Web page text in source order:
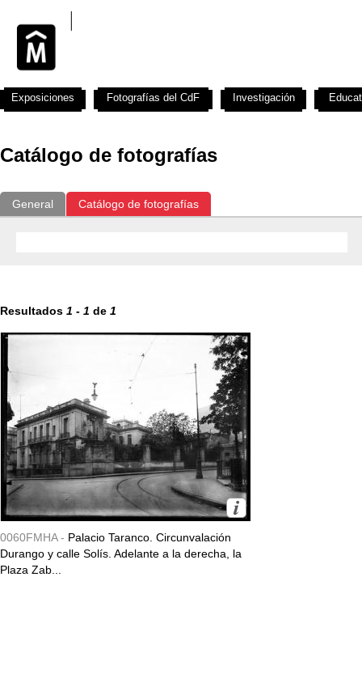
Catálogo de fotografías
General Catálogo de fotografías
Resultados 1 - 1 de 1
0060FMHA - Palacio Taranco. Circunvalación
Durango y calle Solís. Adelante a la derecha, la
Plaza Zab...
Exposiciones Fotografías del CdF Investigación